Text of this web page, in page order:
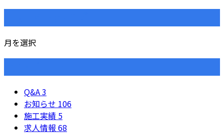
月を選択
Q&A3
お知らせ 106
施工実績 5
求人情報 68